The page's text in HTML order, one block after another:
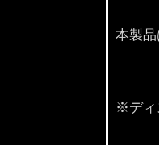
本製
※ディ